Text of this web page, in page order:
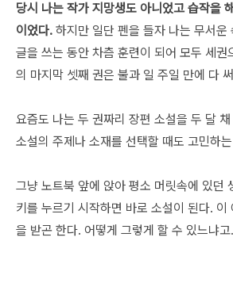
당시 나는 작가 지망생도 아니었고 습작을
이었다. 하지만 일단 펜을 들자 나는 무서운
글을 쓰는 동안 차츰 훈련이 되어 모두 세권
의 마지막 셋째 권은 불과 일 주일 만에 다
요즘도 나는 두 권짜리 장편 소설을 두 달
소설의 주제나 소재를 선택할 때도 고민하
그냥 노트북 앞에 앉아 평소 머릿속에 있던
키를 누르기 시작하면 바로 소설이 된다. 이
을 받곤 한다. 어떻게 그렇게 할 수 있느냐고.